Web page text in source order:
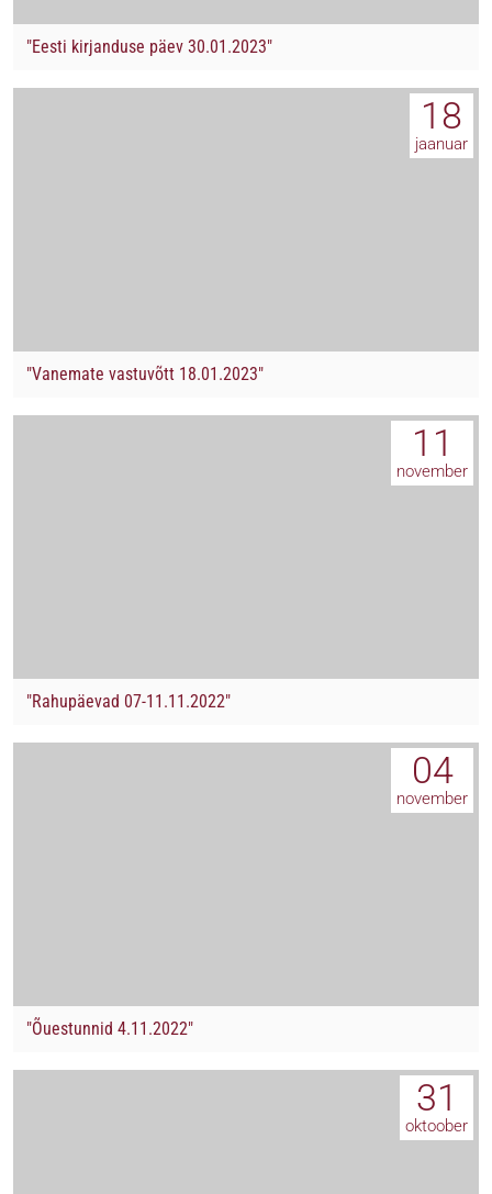
"Eesti kirjanduse päev 30.01.2023"
18
jaanuar
"Vanemate vastuvõtt 18.01.2023"
11
november
"Rahupäevad 07-11.11.2022"
04
november
"Õuestunnid 4.11.2022"
31
oktoober